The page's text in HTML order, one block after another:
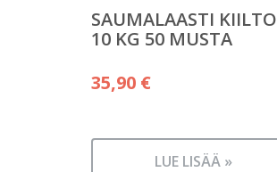
SAUMALAASTI KIILTO
10 KG 50 MUSTA
35,90 €
LUE LISÄÄ »